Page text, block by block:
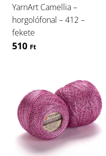
YarnArt Camellia –
horgolófonal – 412 –
fekete
510 Ft